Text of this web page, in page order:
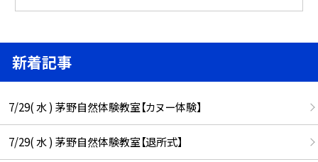
新着記事
7/29( 水 ) 茅野自然体験教室【カヌー体験】
7/29( 水 ) 茅野自然体験教室【退所式】